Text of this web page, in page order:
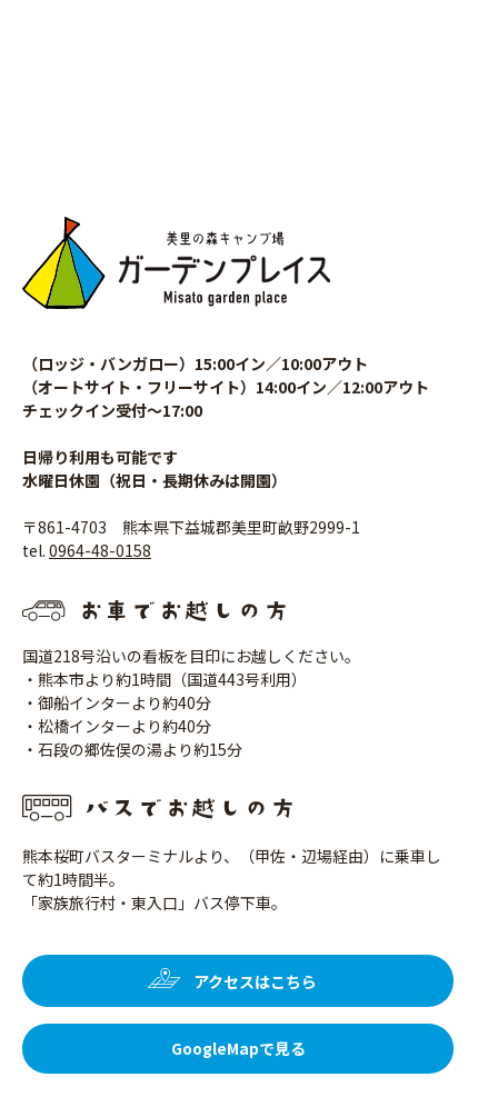
（ロッジ・バンガロー）15:00イン／10:00アウト
（オートサイト・フリーサイト）14:00イン／12:00アウト
チェックイン受付〜17:00
日帰り利用も可能です
水曜日休園（祝日・長期休みは開園）
〒861-4703 熊本県下益城郡美里町畝野2999-1
tel. 0964-48-0158
国道218号沿いの看板を目印にお越しください。
・熊本市より約1時間（国道443号利用）
・御船インターより約40分
・松橋インターより約40分
・石段の郷佐俣の湯より約15分
熊本桜町バスターミナルより、（甲佐・辺場経由）に乗車し
て約1時間半。
「家族旅行村・東入口」バス停下車。
アクセスはこちら
GoogleMapで見る